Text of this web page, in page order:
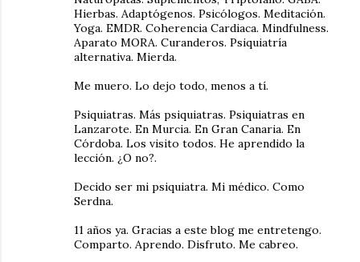
Hierbas. Adaptógenos. Psicólogos. Meditación.
Yoga. EMDR. Coherencia Cardiaca. Mindfulness.
Aparato MORA. Curanderos. Psiquiatría
alternativa. Mierda.
Me muero. Lo dejo todo, menos a tí.
Psiquiatras. Más psiquiatras. Psiquiatras en
Lanzarote. En Murcia. En Gran Canaria. En
Córdoba. Los visito todos. He aprendido la
lección. ¿O no?.
Decido ser mi psiquiatra. Mi médico. Como
Serdna.
11 años ya. Gracias a este blog me entretengo.
Comparto. Aprendo. Disfruto. Me cabreo.